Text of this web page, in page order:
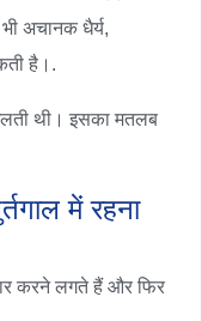
अचानक धैर्य,
है।.
थी। इसका मतलब
में रहना
करने लगते हैं और फिर